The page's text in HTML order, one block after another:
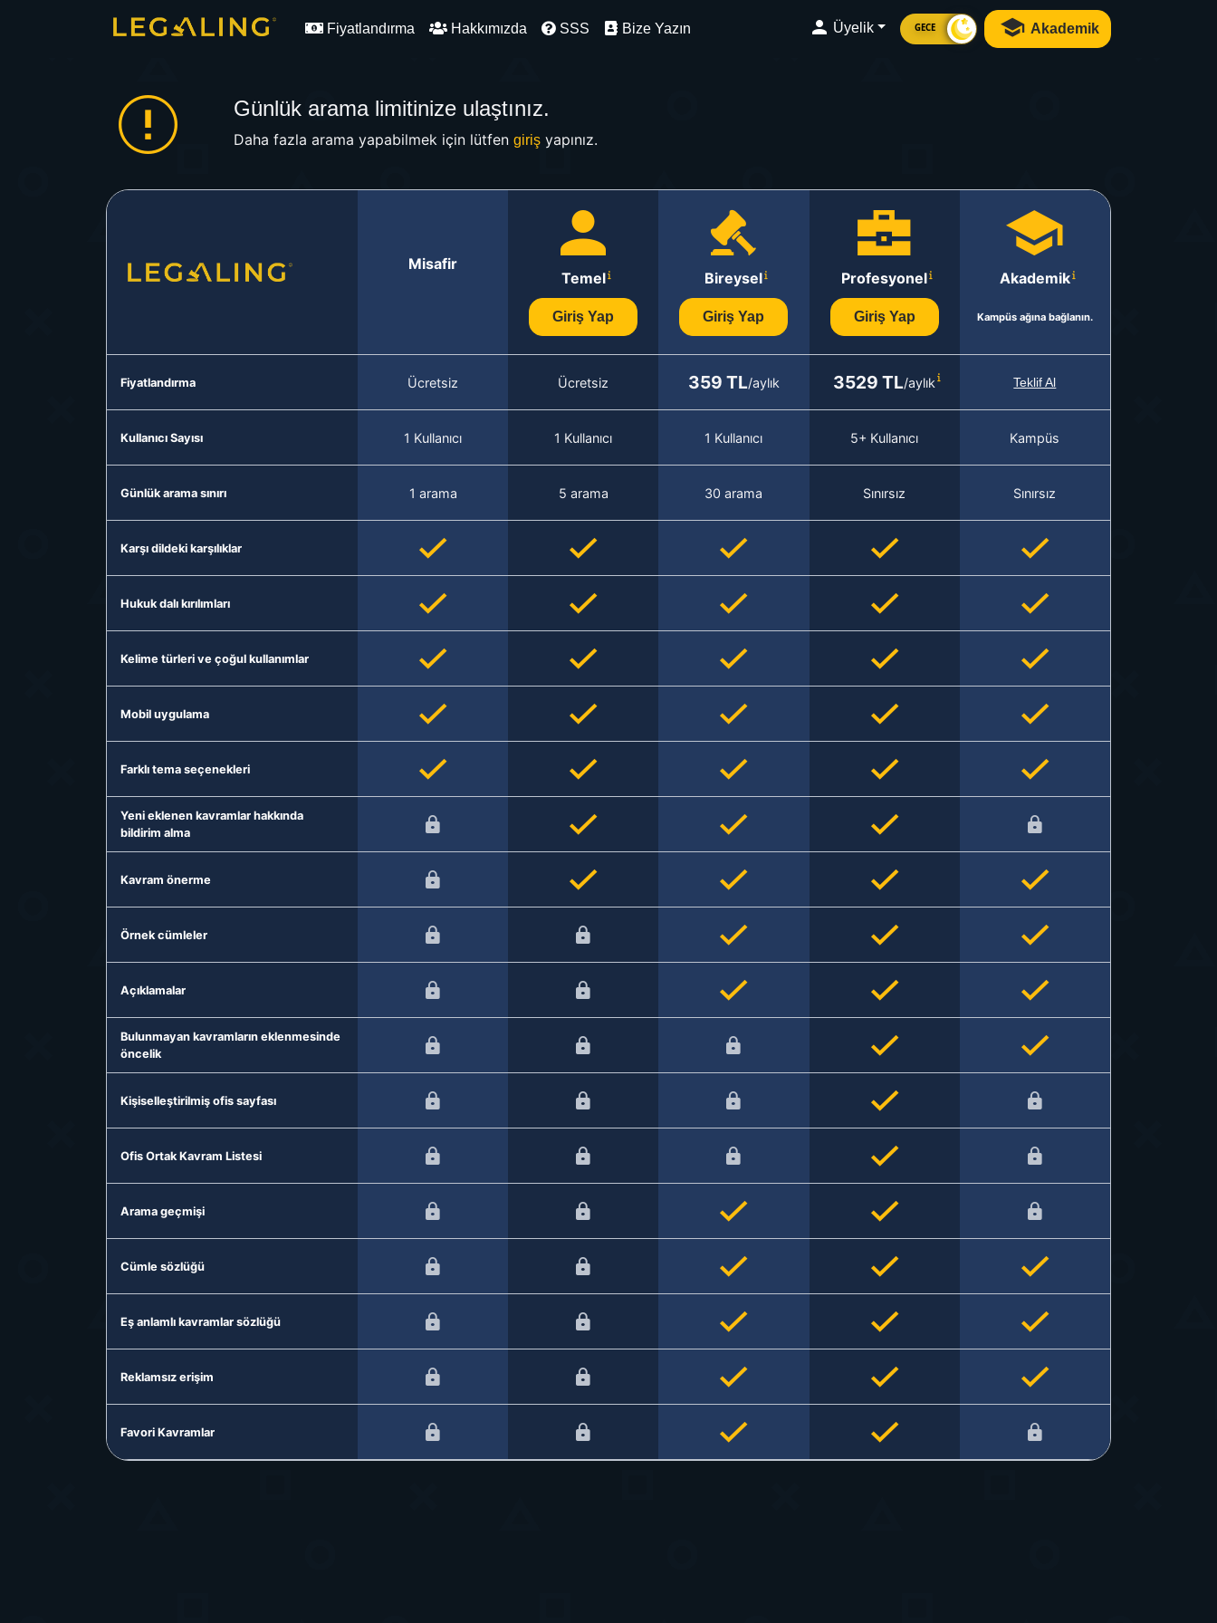
Fiyatlandırma Hakkımızda SSS Bize Yazın Üyelik GECE Akademik
Günlük arama limitinize ulaştınız.
Daha fazla arama yapabilmek için lütfen girişyapınız.
Misafir
Temel
Giriş Yap
Bireysel
Giriş Yap
Profesyonel
Giriş Yap
Akademik
Kampüs ağına bağlanın.
Fiyatlandırma Ücretsiz Ücretsiz 359 TL/aylık 3529 TL/aylık Teklif Al
Kullanıcı Sayısı 1 Kullanıcı 1 Kullanıcı 1 Kullanıcı 5+ Kullanıcı Kampüs
Günlük arama sınırı 1 arama 5 arama 30 arama Sınırsız Sınırsız
Karşı dildeki karşılıklar
Hukuk dalı kırılımları
Kelime türleri ve çoğul kullanımlar
Mobil uygulama
Farklı tema seçenekleri
Yeni eklenen kavramlar hakkında
bildirim alma
Kavram önerme
Örnek cümleler
Açıklamalar
Bulunmayan kavramların eklenmesinde
öncelik
Kişiselleştirilmiş ofis sayfası
Ofis Ortak Kavram Listesi
Arama geçmişi
Cümle sözlüğü
Eş anlamlı kavramlar sözlüğü
Reklamsız erişim
Favori Kavramlar